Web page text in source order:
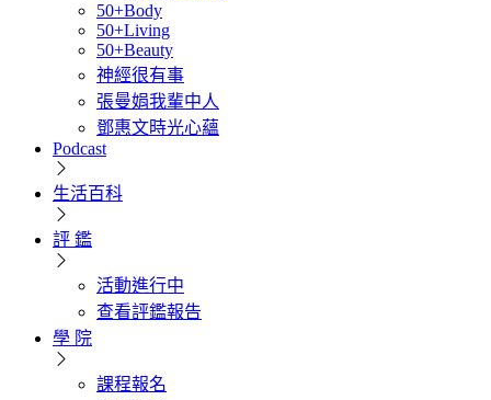
50+Body
50+Living
50+Beauty
神經很有事
張曼娟我輩中人
鄧惠文時光心蘊
Podcast
生活百科
評 鑑
活動進行中
查看評鑑報告
學 院
課程報名